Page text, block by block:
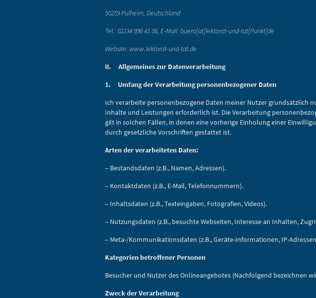
50259 Pulheim, Deutschland
Tel.: 02234 996 41 86, E-Mail: buero[at]lektorat-und-tat[Punkt]de
Website: www.lektorat-und-tat.de
II. Allgemeines zur Datenverarbeitung
1. Umfang der Verarbeitung personenbezogener Daten
Ich verarbeite personenbezogene Daten meiner Nutzer grundsätzlich
Inhalte und Leistungen erforderlich ist. Die Verarbeitung
gilt in solchen Fällen, in denen eine vorherige Einholung einer
durch gesetzliche Vorschriften gestattet ist.
Arten der verarbeiteten Daten:
– Bestandsdaten (z.B., Namen, Adressen).
– Kontaktdaten (z.B., E-Mail, Telefonnummern).
– Inhaltsdaten (z.B., Texteingaben, Fotografien, Videos).
– Nutzungsdaten (z.B., besuchte Webseiten, Interesse an Inhalten,
– Meta-/Kommunikationsdaten (z.B., Geräte-Informationen, IP-
Kategorien betroffener Personen
Besucher und Nutzer des Onlineangebotes (Nachfolgend bezeichnen
Zweck der Verarbeitung